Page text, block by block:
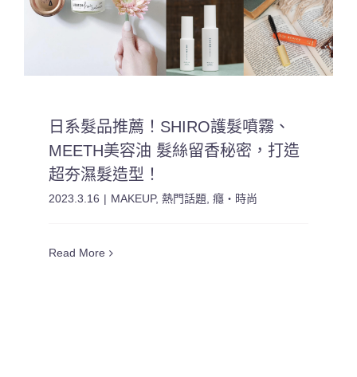
日系髮品推薦！SHIRO護髮噴霧、
MEETH美容油 髮絲留香秘密，打造
超夯濕髮造型！
2023.3.16 | MAKEUP,熱門話題,癮・時尚
Read More